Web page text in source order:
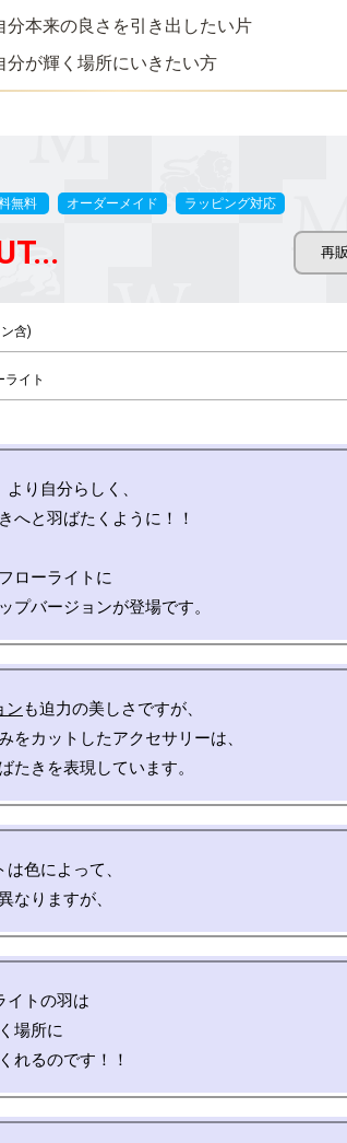
分本来の良さを引き出したい片
分が輝く場所にいきたい方
無料 オーダーメイド ラッピング対応
含)
ライト
より自分らしく、
へと羽ばたくように！！
ローライトに
ンも迫力の美しさですが、
をカットしたアクセサリーは、
は色によって、
イトの羽は
場所に